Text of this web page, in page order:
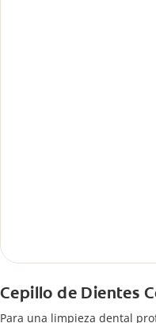
Cepillo de Dientes
Para una limpieza dental